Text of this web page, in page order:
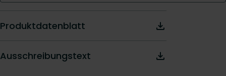
Produktdatenblatt
Ausschreibungstext